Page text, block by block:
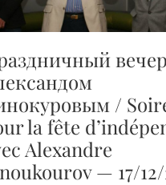
/
la fête
Alexandre
— 17/12/